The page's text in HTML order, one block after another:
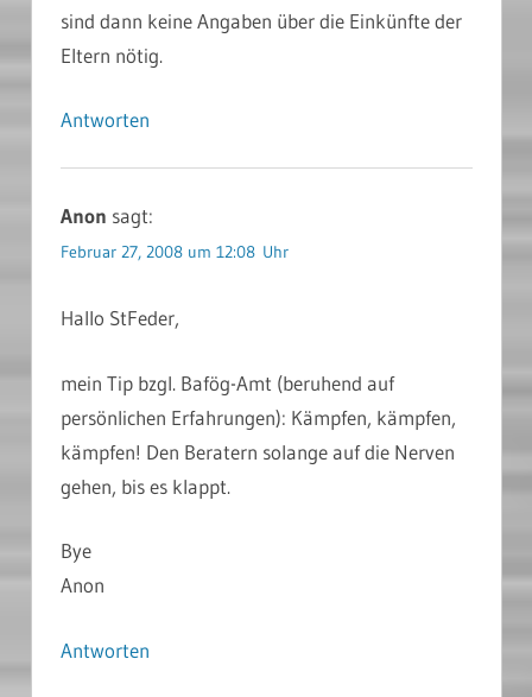
sind dann keine Angaben über die Einkünfte der
Eltern nötig.
Antworten
Anon sagt:
Februar 27, 2008 um 12:08 Uhr
Hallo StFeder,
mein Tip bzgl. Bafög-Amt (beruhend auf
persönlichen Erfahrungen): Kämpfen, kämpfen,
kämpfen! Den Beratern solange auf die Nerven
gehen, bis es klappt.
Bye
Anon
Antworten